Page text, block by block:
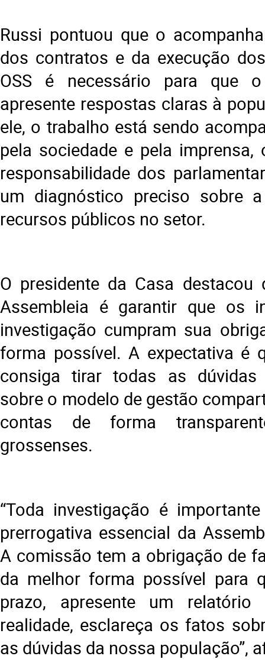
Russi pontuou que o
dos contratos e da execução
OSS é necessário para que
apresente respostas claras à
ele, o trabalho está sendo
pela sociedade e pela
responsabilidade dos
um diagnóstico preciso sobre
recursos públicos no setor.
O presidente da Casa
Assembleia é garantir que os
investigação cumpram sua
forma possível. A expectativa é
consiga tirar todas as dúvidas
sobre o modelo de gestão
contas de forma
grossenses.
“Toda investigação é
prerrogativa essencial da
A comissão tem a obrigação de
da melhor forma possível para
prazo, apresente um
realidade, esclareça os fatos
as dúvidas da nossa população”,